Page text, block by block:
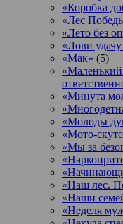
«Коробка
«Лес
«Лето без
«Лови
«Мак» (5)
«Минута
«Молоды
«Мото-
«Мы за
«Наш лес.
«Наши
«Неделя